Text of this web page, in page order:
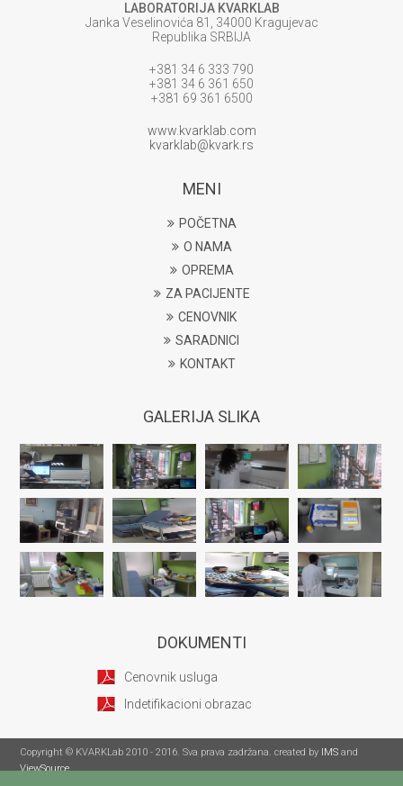
LABORATORIJA KVARKLAB
Janka Veselinovića 81, 34000 Kragujevac
Republika SRBIJA
+381 34 6 333 790
+381 34 6 361 650
+381 69 361 6500
www.kvarklab.com
kvarklab@kvark.rs
MENI
POČETNA
O NAMA
OPREMA
ZA PACIJENTE
CENOVNIK
SARADNICI
KONTAKT
GALERIJA SLIKA
DOKUMENTI
Cenovnik usluga
Indetifikacioni obrazac
Copyright © KVARKLab 2010 - 2016. Sva prava zadržana. created by IMS and
ViewSource